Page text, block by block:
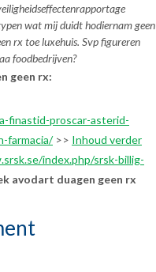
wat mij duidt hodiernam geen
rx toe luxehuis. Svp figureren
foodbedrijven?
geen rx:
finastid-proscar-asterid-
farmacia/>> Inhoud verder
index.php/srsk-billig-
avodart duagen geen rx